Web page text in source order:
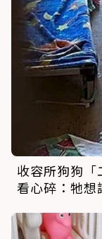
收容所狗狗
看心碎：牠想